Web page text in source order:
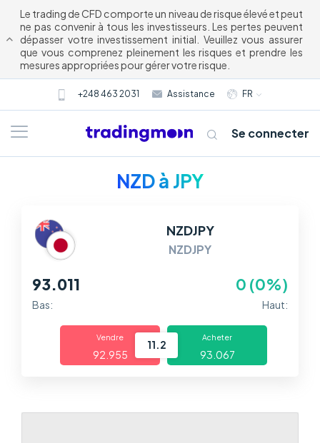
Le trading de CFD comporte un niveau de risque élevé et peut
ne pas convenir à tous les investisseurs. Les pertes peuvent
dépasser votre investissement initial. Veuillez vous assurer
que vous comprenez pleinement les risques et prendre les
mesures appropriées pour gérer votre risque.
+248 463 2031 Assistance FR
Marchés
Se connecter
NZD à JPY
NZDJPY
NZDJPY
93.011 0 (0%)
Bas: Haut:
Vendre
92.955
11.2
Acheter
93.067